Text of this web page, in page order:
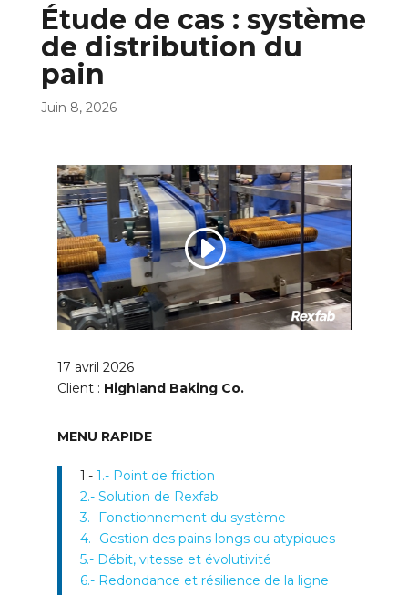
Étude de cas : système
de distribution du
pain
Juin 8, 2026
17 avril 2026
Client : Highland Baking Co.
MENU RAPIDE
1.- 1.- Point de friction
2.- Solution de Rexfab
3.- Fonctionnement du système
4.- Gestion des pains longs ou atypiques
5.- Débit, vitesse et évolutivité
6.- Redondance et résilience de la ligne